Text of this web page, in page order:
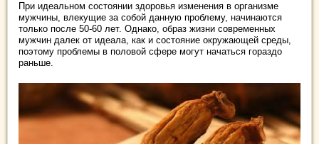
При идеальном состоянии здоровья изменения в организме
мужчины, влекущие за собой данную проблему, начинаются
только после 50-60 лет. Однако, образ жизни современных
мужчин далек от идеала, как и состояние окружающей среды,
поэтому проблемы в половой сфере могут начаться гораздо
раньше.